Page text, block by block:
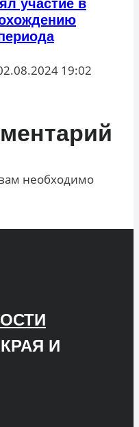
участие в
19:02
необходимо
И